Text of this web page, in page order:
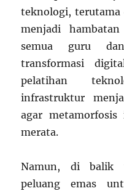
teknologi, terutama
menjadi
semua guru
transformasi
pelatihan
infrastruktur
agar
merata.
Namun, di balik
peluang emas